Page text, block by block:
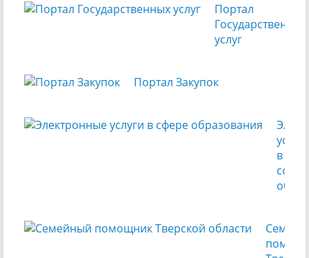
Портал
Государственных
услуг
Портал Закупок
в
сфере